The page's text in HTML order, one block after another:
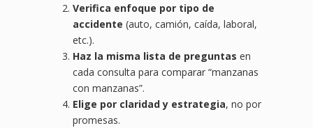
Verifica enfoque por tipo de
accidente (auto, camión, caída, laboral,
etc.).
Haz la misma lista de preguntas en
cada consulta para comparar “manzanas
con manzanas”.
Elige por claridad y estrategia, no por
promesas.